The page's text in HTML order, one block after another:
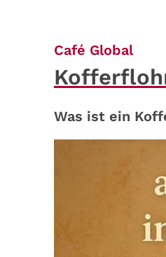
Café Global:
Was ist ein